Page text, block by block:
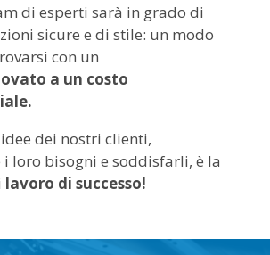
di esperti sarà in grado di
sicure e di stile: un modo
con un
a un costo
dei nostri clienti,
loro bisogni e soddisfarli, è la
lavoro di successo!